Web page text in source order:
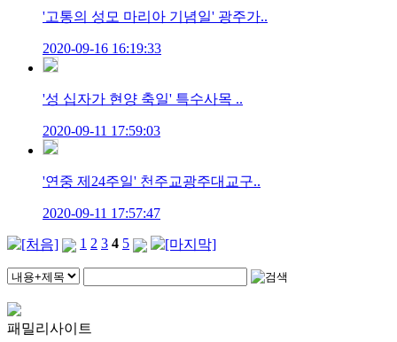
'고통의 성모 마리아 기념일' 광주가..
2020-09-16 16:19:33
'성 십자가 현양 축일' 특수사목 ..
2020-09-11 17:59:03
'연중 제24주일' 천주교광주대교구..
2020-09-11 17:57:47
1 2 3 4 5
패밀리사이트